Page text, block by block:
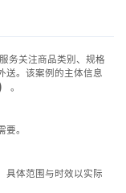
务关注商品类别、规格
送。该案例的主体信息
。
要。
具体范围与时效以实际